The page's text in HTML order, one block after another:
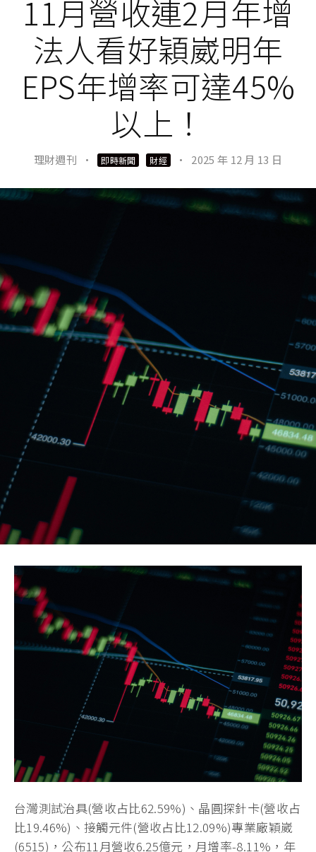
11月營收連2月年增
法人看好穎崴明年
EPS年增率可達45%
以上！
理財週刊 · 即時新聞 財經 · 2025 年 12 月 13 日
台灣測試治具(營收占比62.59%)、晶圓探針卡(營收占
比19.46%)、接觸元件(營收占比12.09%)專業廠穎崴
(6515)，公布11月營收6.25億元，月增率-8.11%，年